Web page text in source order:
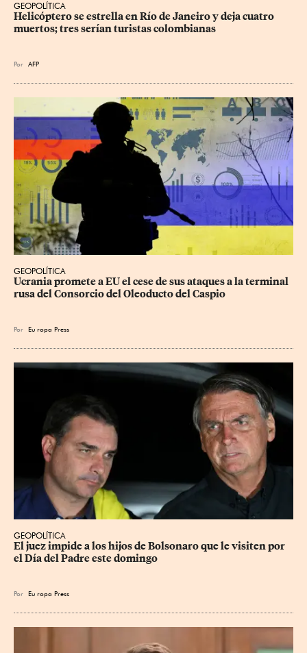
GEOPOLÍTICA
Helicóptero se estrella en Río de Janeiro y deja cuatro
muertos; tres serían turistas colombianas
Por AFP
GEOPOLÍTICA
Ucrania promete a EU el cese de sus ataques a la terminal
rusa del Consorcio del Oleoducto del Caspio
Por Eu ropa Press
GEOPOLÍTICA
El juez impide a los hijos de Bolsonaro que le visiten por
el Día del Padre este domingo
Por Eu ropa Press